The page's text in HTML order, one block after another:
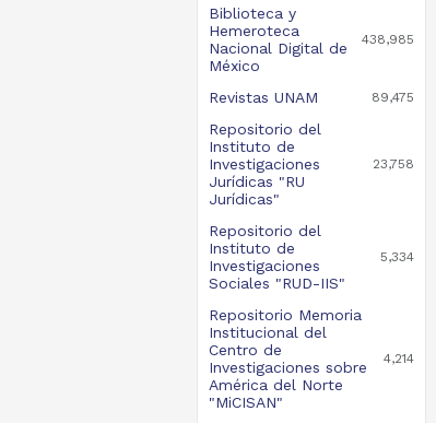
Biblioteca y
Hemeroteca
Nacional Digital de
México
438,985
Revistas UNAM 89,475
Repositorio del
Instituto de
Investigaciones
Jurídicas "RU
Jurídicas"
23,758
Repositorio del
Instituto de
Investigaciones
Sociales "RUD-IIS"
5,334
Repositorio Memoria
Institucional del
Centro de
Investigaciones sobre
América del Norte
"MiCISAN"
4,214